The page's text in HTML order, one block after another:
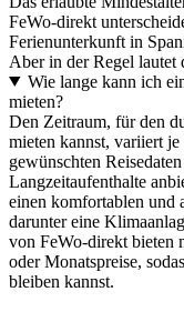
FeWo-direkt
Ferienunterkunft in
Aber in der Regel
Wie lange kann ich
mieten?
Den Zeitraum, für den
mieten kannst, variiert
gewünschten
Langzeitaufenthalte
einen komfortablen und
darunter eine
von FeWo-direkt bieten
oder Monatspreise,
bleiben kannst.